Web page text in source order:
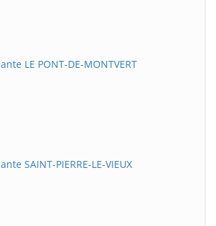
LE PONT-DE-MONTVERT
SAINT-PIERRE-LE-VIEUX